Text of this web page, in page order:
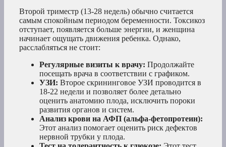
Второй триместр (13-28 недель) обычно считается
самым спокойным периодом беременности. Токсикоз
отступает, появляется больше энергии, и женщина
начинает ощущать движения ребенка. Однако,
расслабляться не стоит:
Регулярные визиты к врачу: Продолжайте
посещать врача в соответствии с графиком.
УЗИ: Второе скрининговое УЗИ проводится в
18-22 недели и позволяет более детально
оценить анатомию плода, исключить пороки
развития органов и систем.
Анализ крови на АФП (альфа-фетопротеин):
Этот анализ помогает оценить риск дефектов
нервной трубки у плода.